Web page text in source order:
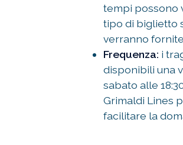
tempi possono
tipo di biglietto
verranno
Frequenza: i
disponibili una
sabato alle
Grimaldi Lines
facilitare la